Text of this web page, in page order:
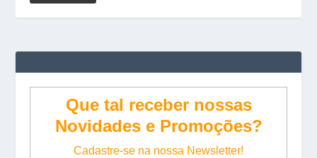
Que tal receber nossas
Novidades e Promoções?
Cadastre-se na nossa Newsletter!